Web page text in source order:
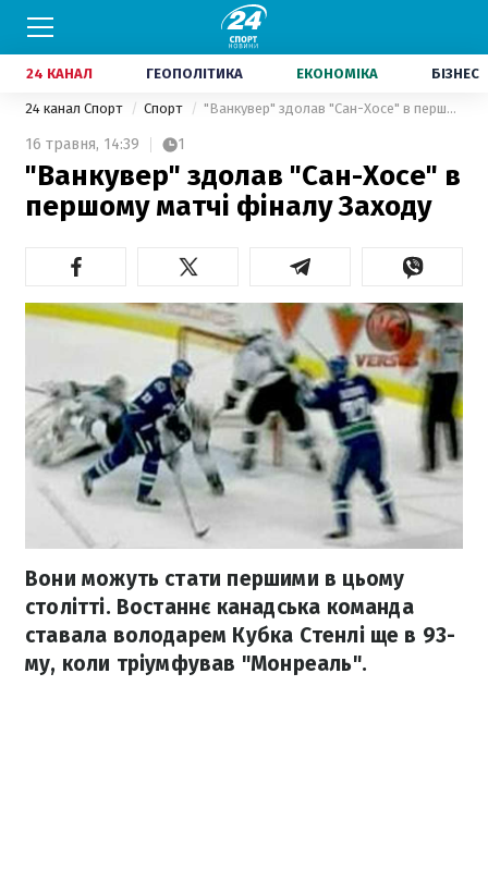
24 КАНАЛ ГЕОПОЛІТИКА ЕКОНОМІКА БІЗНЕС
24 канал Спорт Спорт "Ванкувер" здолав "Сан-Хосе" в першому матчі фіналу Заходу
16 травня, 14:39 1
"Ванкувер" здолав "Сан-Хосе" в
першому матчі фіналу Заходу
Вони можуть стати першими в цьому
столітті. Востаннє канадська команда
ставала володарем Кубка Стенлі ще в 93-
му, коли тріумфував "Монреаль".